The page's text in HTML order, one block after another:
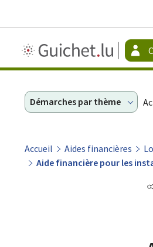
-
Démarches par thème
Accueil Aides financières
Aide financière pour les